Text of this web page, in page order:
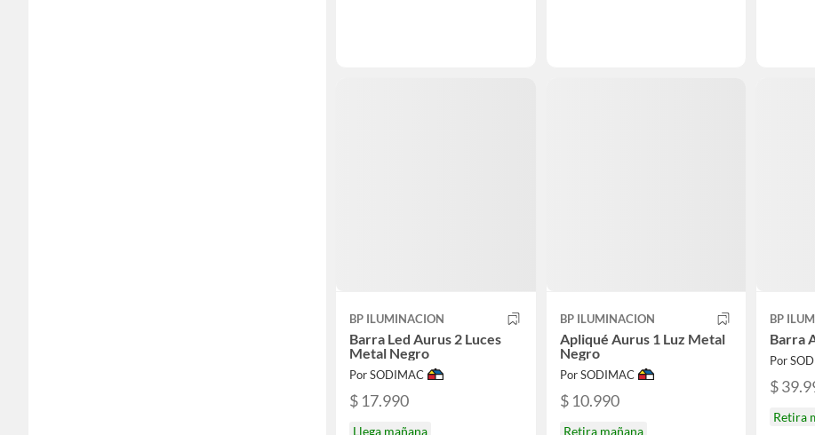
BP ILUMINACION
Barra Led Aurus 2 Luces
Metal Negro
Por SODIMAC
$ 17.990
Llega mañana
BP ILUMINACION
Apliqué Aurus 1 Luz Metal
Negro
Por SODIMAC
$ 10.990
Retira mañana
BP
Barra
Por
$
Retira